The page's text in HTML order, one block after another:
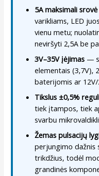
5A maksimali srovė
varikliams, LED
vienu metu;
neviršyti 2,5A be
3V–35V įėjimas —
elementais (3,7V),
baterijomis ar
Tikslus ±0,5%
tiek įtampos, tiek
svarbu
Žemas pulsacijų
perjungimo dažnis
trikdžius, todėl
grandinės